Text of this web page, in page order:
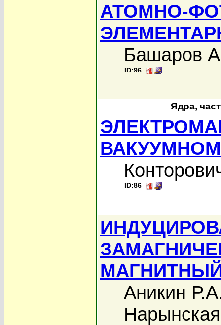
АТОМНО-
Башаров
ID:96
Ядра,
ID:86
Аникин